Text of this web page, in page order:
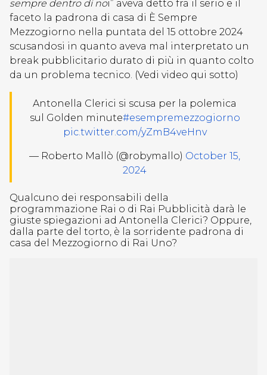
sempre dentro di noi” aveva detto fra il serio e il
faceto la padrona di casa di È Sempre
Mezzogiorno nella puntata del 15 ottobre 2024
scusandosi in quanto aveva mal interpretato un
break pubblicitario durato di più in quanto colto
da un problema tecnico. (Vedi video qui sotto)
Antonella Clerici si scusa per la polemica
sul Golden minute#esempremezzogiorno
pic.twitter.com/yZmB4veHnv
— Roberto Mallò (@robymallo) October 15,
2024
Qualcuno dei responsabili della
programmazione Rai o di Rai Pubblicità darà le
giuste spiegazioni ad Antonella Clerici? Oppure,
dalla parte del torto, è la sorridente padrona di
casa del Mezzogiorno di Rai Uno?